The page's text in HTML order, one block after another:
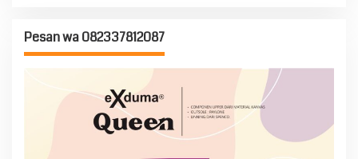
Pesan wa 082337812087